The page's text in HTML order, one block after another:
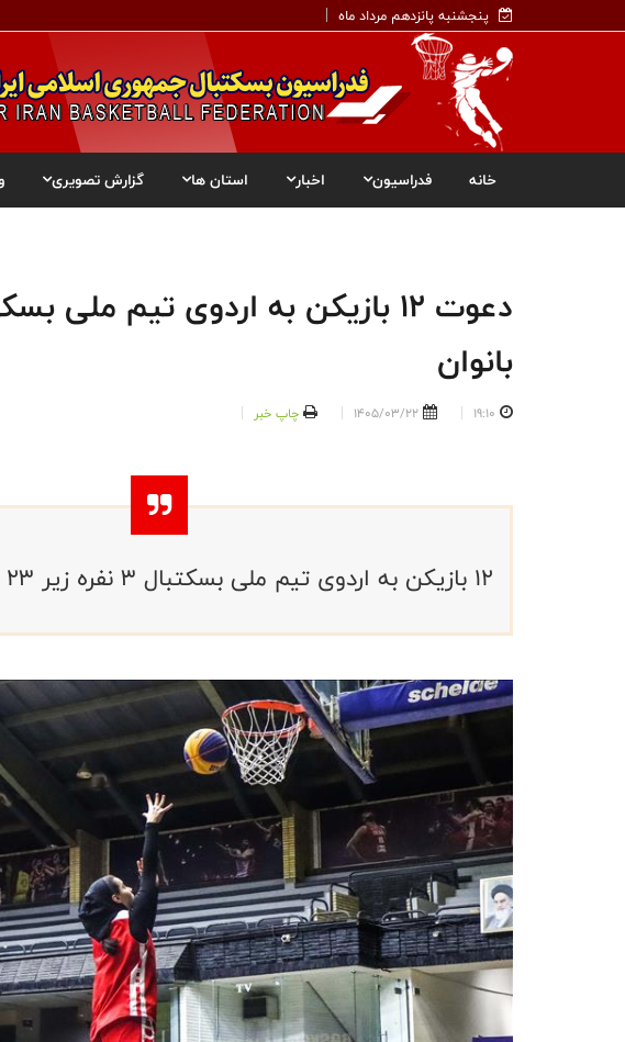
پنجشنبه پانزدهم مرداد ماه
خانه فدراسیون اخبار استان ها گزارش تصویری
بانوان
19:10
1405/03/22 چاپ خبر
۱۲ بازیکن به اردوی تیم ملی بسکتبال ۳ نفره زیر ۲۳ سال بانوان دعوت شدند.